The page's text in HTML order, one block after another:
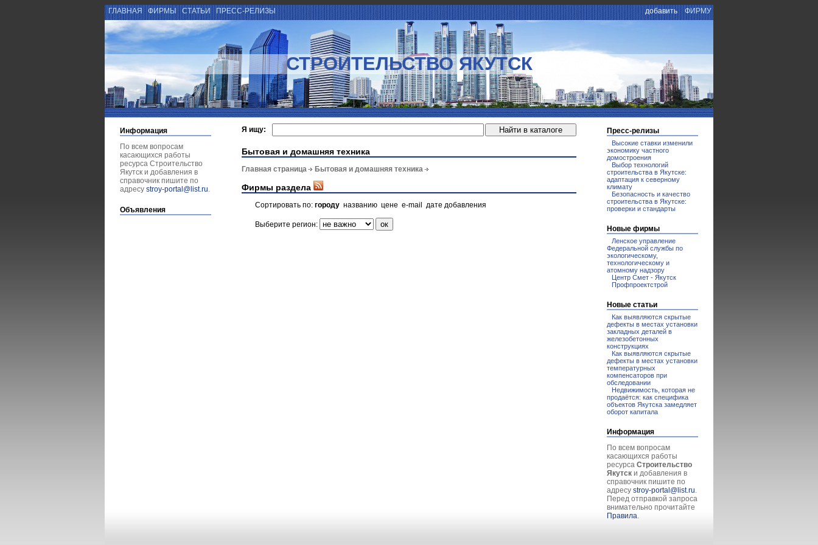
ГЛАВНАЯ ФИРМЫ СТАТЬИ ПРЕСС-РЕЛИЗЫ добавить ФИРМУ
СТРОИТЕЛЬСТВО ЯКУТСК
Информация
По всем вопросам
касающихся работы
ресурса Строительство
Якутск и добавления в
справочник пишите по
адресу stroy-portal@list.ru.
Объявления
Я ищу:
Бытовая и домашняя техника
Главная страница Бытовая и домашняя техника
Фирмы раздела
Сортировать по: городу названию цене e-mail дате добавления
Выберите регион:
Пресс-релизы
Высокие ставки изменили
экономику частного
домостроения
Выбор технологий
строительства в Якутске:
адаптация к северному
климату
Безопасность и качество
строительства в Якутске:
проверки и стандарты
Новые фирмы
Ленское управление
Федеральной службы по
экологическому,
технологическому и
атомному надзору
Центр Смет - Якутск
Профпроектстрой
Новые статьи
Как выявляются скрытые
дефекты в местах установки
закладных деталей в
железобетонных
конструкциях
Как выявляются скрытые
дефекты в местах установки
температурных
компенсаторов при
обследовании
Недвижимость, которая не
продаётся: как специфика
объектов Якутска замедляет
оборот капитала
Информация
По всем вопросам
касающихся работы
ресурса Строительство
Якутск и добавления в
справочник пишите по
адресу stroy-portal@list.ru.
Перед отправкой запроса
внимательно прочитайте
Правила.